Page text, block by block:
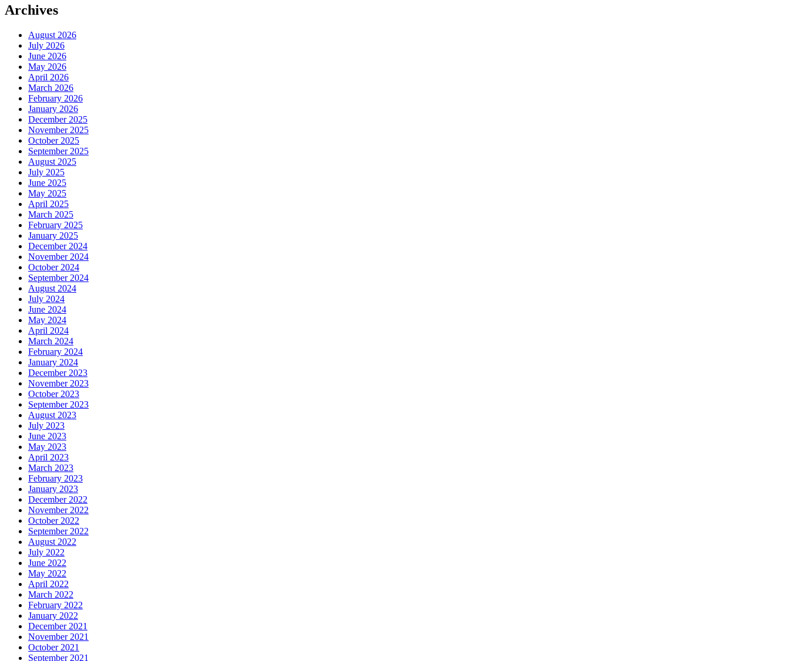
Archives
August 2026
July 2026
June 2026
May 2026
April 2026
March 2026
February 2026
January 2026
December 2025
November 2025
October 2025
September 2025
August 2025
July 2025
June 2025
May 2025
April 2025
March 2025
February 2025
January 2025
December 2024
November 2024
October 2024
September 2024
August 2024
July 2024
June 2024
May 2024
April 2024
March 2024
February 2024
January 2024
December 2023
November 2023
October 2023
September 2023
August 2023
July 2023
June 2023
May 2023
April 2023
March 2023
February 2023
January 2023
December 2022
November 2022
October 2022
September 2022
August 2022
July 2022
June 2022
May 2022
April 2022
March 2022
February 2022
January 2022
December 2021
November 2021
October 2021
September 2021